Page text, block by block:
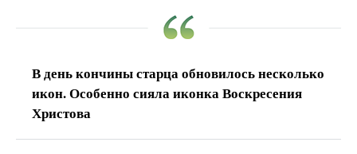
В день кончины старца обновилось несколько
икон. Особенно сияла иконка Воскресения
Христова